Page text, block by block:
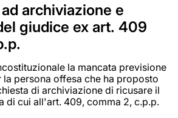
archiviazione e
giudice ex art. 409
la mancata previsione
persona offesa che ha proposto
di archiviazione di ricusare il
di cui all'art. 409, comma 2, c.p.p.